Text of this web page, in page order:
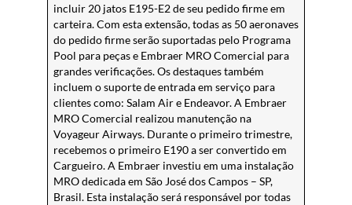
incluir 20 jatos E195-E2 de seu pedido firme em
carteira. Com esta extensão, todas as 50 aeronaves
do pedido firme serão suportadas pelo Programa
Pool para peças e Embraer MRO Comercial para
grandes verificações. Os destaques também
incluem o suporte de entrada em serviço para
clientes como: Salam Air e Endeavor. A Embraer
MRO Comercial realizou manutenção na
Voyageur Airways. Durante o primeiro trimestre,
recebemos o primeiro E190 a ser convertido em
Cargueiro. A Embraer investiu em uma instalação
MRO dedicada em São José dos Campos – SP,
Brasil. Esta instalação será responsável por todas